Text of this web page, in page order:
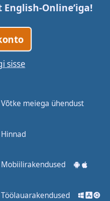
English-Online’iga!
sisse
Võtke meiega ühendust
Hinnad
Mobiilirakendused
Töölauarakendused